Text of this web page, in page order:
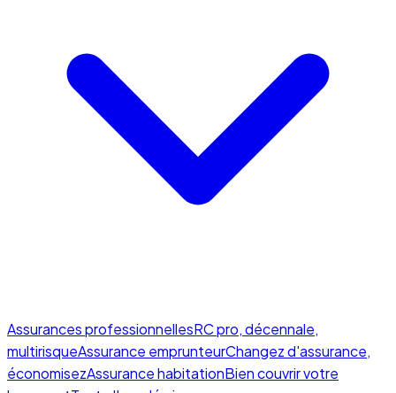
Assurances professionnellesRC pro, décennale,
multirisqueAssurance emprunteurChangez d'assurance,
économisezAssurance habitationBien couvrir votre